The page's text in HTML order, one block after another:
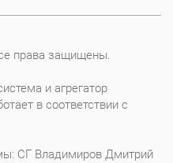
права защищены.
и агрегатор
в соответствии с
СГ Владимиров Дмитрий